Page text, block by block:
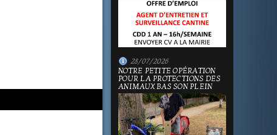
28/07/2026
NOTRE PETITE OPÉRATION
POUR LA PROTECTIONS DES
ANIMAUX BAS SON PLEIN